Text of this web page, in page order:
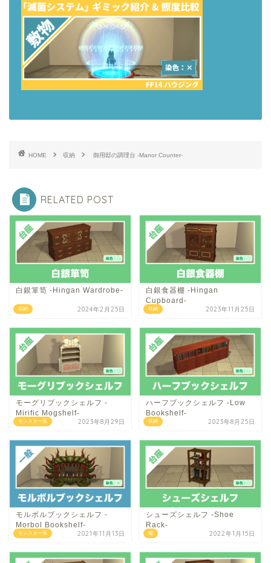
HOME 収納 御用邸の調理台 -Manor Counter-
RELATED POST
収納
白銀箪笥 -Hingan Wardrobe-
2024年2月25日 収納
白銀食器棚 -Hingan
Cupboard-
2023年11月25日
モンスター系
モーグリブックシェルフ -
Mirific Mogshelf-
2023年8月29日 収納
ハーフブックシェルフ -Low
Bookshelf-
2023年8月25日
モンスター系
モルボルブックシェルフ -
Morbol Bookshelf-
2021年11月13日 棚
シューズシェルフ -Shoe
Rack-
2022年1月15日